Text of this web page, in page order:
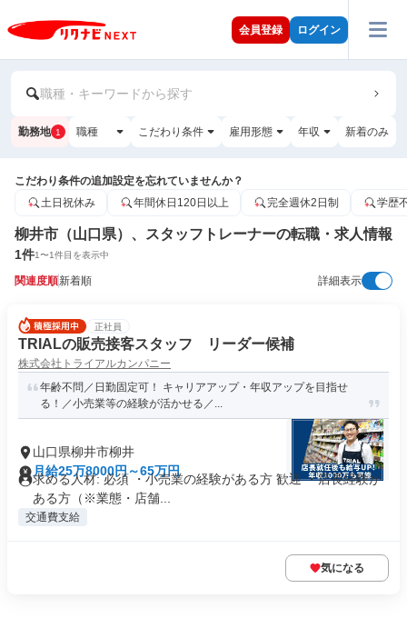
会員登録 ログイン
職種・キーワードから探す
勤務地 1 職種 こだわり条件 雇用形態 年収 新着のみ
こだわり条件の追加設定を忘れていませんか？
土日祝休み
年間休日120日以上 完全週休2日制 学歴
柳井市（山口県）、スタッフトレーナーの転職・求人情報
1件1〜1件目を表示中
関連度順新着順 詳細表示
正社員
TRIALの販売接客スタッフ リーダー候補
株式会社トライアルカンパニー
年齢不問／日勤固定可！ キャリアアップ・年収アップを目指せ
る！／小売業等の経験が活かせる／...
山口県柳井市柳井
月給25万8000円～65万円
求める人材: 必須 ・小売業の経験がある方 歓迎 ・店長経験が
ある方（※業態・店舗...
交通費支給
気になる